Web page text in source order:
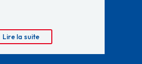
Lire la suite